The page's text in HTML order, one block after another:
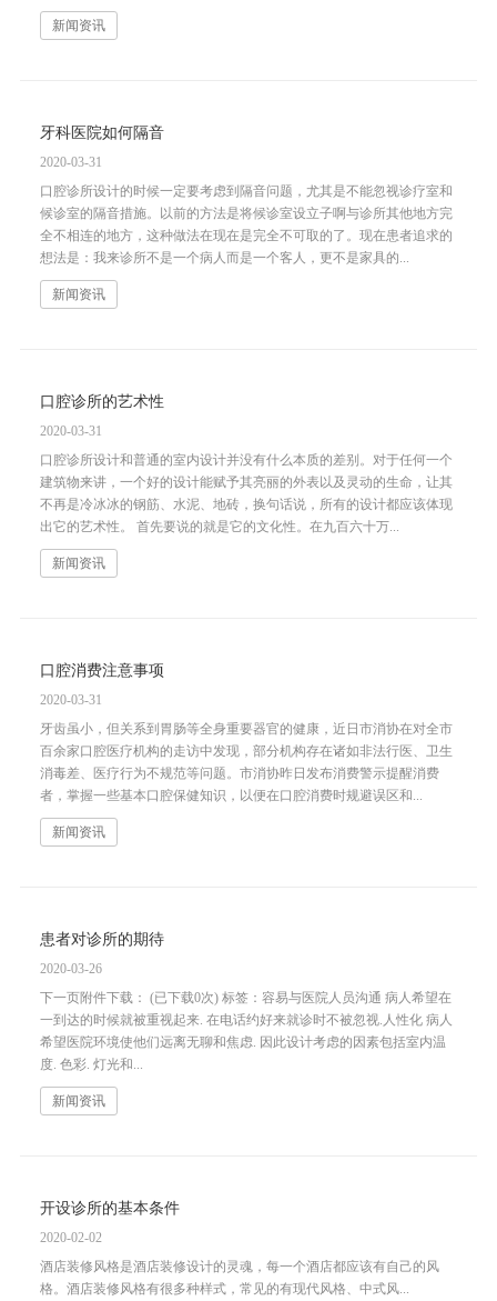
新闻资讯
牙科医院如何隔音
2020-03-31
口腔诊所设计的时候一定要考虑到隔音问题，尤其是不能忽视诊疗室和
候诊室的隔音措施。以前的方法是将候诊室设立子啊与诊所其他地方完
全不相连的地方，这种做法在现在是完全不可取的了。现在患者追求的
想法是：我来诊所不是一个病人而是一个客人，更不是家具的...
新闻资讯
口腔诊所的艺术性
2020-03-31
口腔诊所设计和普通的室内设计并没有什么本质的差别。对于任何一个
建筑物来讲，一个好的设计能赋予其亮丽的外表以及灵动的生命，让其
不再是冷冰冰的钢筋、水泥、地砖，换句话说，所有的设计都应该体现
出它的艺术性。 首先要说的就是它的文化性。在九百六十万...
新闻资讯
口腔消费注意事项
2020-03-31
牙齿虽小，但关系到胃肠等全身重要器官的健康，近日市消协在对全市
百余家口腔医疗机构的走访中发现，部分机构存在诸如非法行医、卫生
消毒差、医疗行为不规范等问题。市消协昨日发布消费警示提醒消费
者，掌握一些基本口腔保健知识，以便在口腔消费时规避误区和...
新闻资讯
患者对诊所的期待
2020-03-26
下一页附件下载： (已下载0次) 标签：容易与医院人员沟通 病人希望在
一到达的时候就被重视起来. 在电话约好来就诊时不被忽视.人性化 病人
希望医院环境使他们远离无聊和焦虑. 因此设计考虑的因素包括室内温
度. 色彩. 灯光和...
新闻资讯
开设诊所的基本条件
2020-02-02
酒店装修风格是酒店装修设计的灵魂，每一个酒店都应该有自己的风
格。酒店装修风格有很多种样式，常见的有现代风格、中式风...